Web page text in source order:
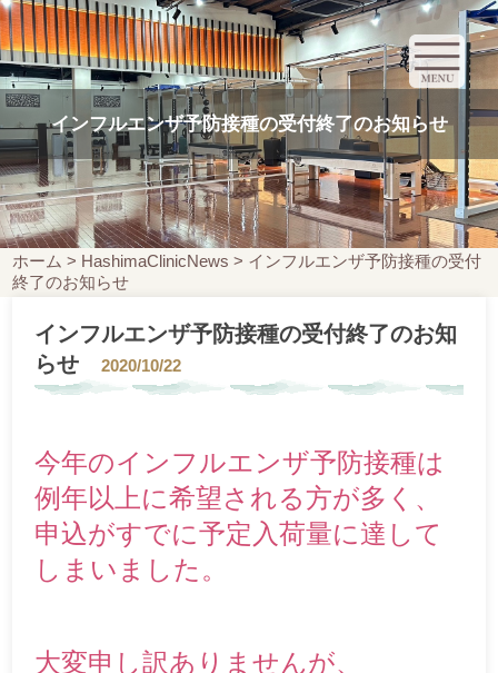
インフルエンザ予防接種の受付終了のお知らせ
ホーム > HashimaClinicNews > インフルエンザ予防接種の受付
終了のお知らせ
インフルエンザ予防接種の受付終了のお知
らせ
2020/10/22
今年のインフルエンザ予防接種は
例年以上に希望される方が多く、
申込がすでに予定入荷量に達して
しまいました。
大変申し訳ありませんが、